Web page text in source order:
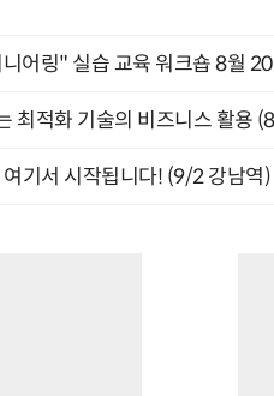
어링" 실습 교육 워크숍 8월
최적화 기술의 비즈니스 활용
기서 시작됩니다! (9/2 강남역)